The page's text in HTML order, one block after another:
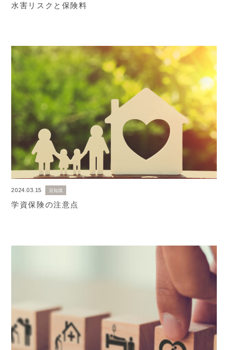
水害リスクと保険料
2024.03.15 豆知識
学資保険の注意点